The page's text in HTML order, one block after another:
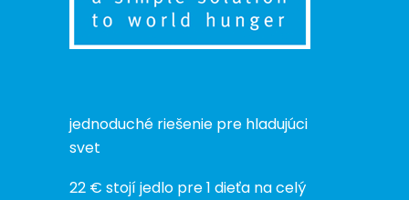
jednoduché riešenie pre hladujúci
svet
22 € stojí jedlo pre 1 dieťa na celý